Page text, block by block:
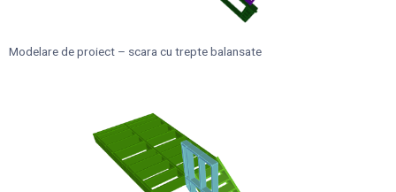
Modelare de proiect – scara cu trepte balansate